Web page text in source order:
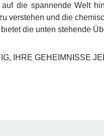
die spannende Welt
verstehen und die
die unten stehende
IHRE GEHEIMNISSE